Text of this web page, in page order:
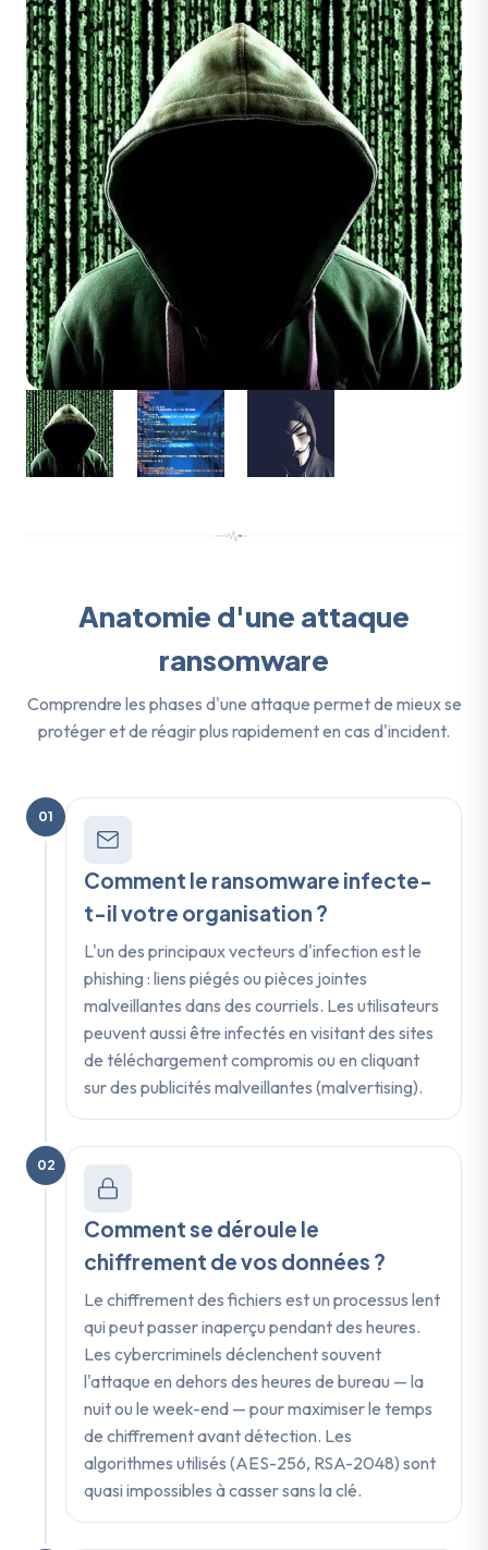
Anatomie d'une attaque
ransomware
Comprendre les phases d'une attaque permet de mieux se
protéger et de réagir plus rapidement en cas d'incident.
01
Comment le ransomware infecte-
t-il votre organisation ?
L'un des principaux vecteurs d'infection est le
phishing : liens piégés ou pièces jointes
malveillantes dans des courriels. Les utilisateurs
peuvent aussi être infectés en visitant des sites
de téléchargement compromis ou en cliquant
sur des publicités malveillantes (malvertising).
02
Comment se déroule le
chiffrement de vos données ?
Le chiffrement des fichiers est un processus lent
qui peut passer inaperçu pendant des heures.
Les cybercriminels déclenchent souvent
l'attaque en dehors des heures de bureau — la
nuit ou le week-end — pour maximiser le temps
de chiffrement avant détection. Les
algorithmes utilisés (AES-256, RSA-2048) sont
quasi impossibles à casser sans la clé.